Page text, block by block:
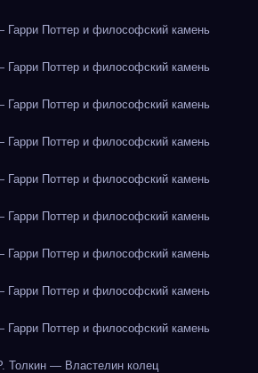
Поттер и философский камень
Поттер и философский камень
Поттер и философский камень
Поттер и философский камень
Поттер и философский камень
Поттер и философский камень
Поттер и философский камень
Поттер и философский камень
Поттер и философский камень
Толкин — Властелин колец